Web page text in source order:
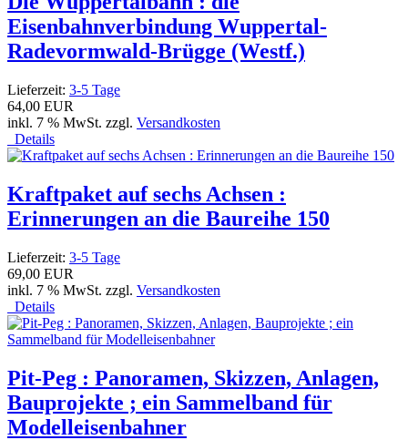
Eisenbahnverbindung Wuppertal-
Radevormwald-Brügge (Westf.)
Lieferzeit: 3-5 Tage
64,00 EUR
inkl. 7 % MwSt. zzgl. Versandkosten
Details
Kraftpaket auf sechs Achsen :
Erinnerungen an die Baureihe 150
Lieferzeit: 3-5 Tage
69,00 EUR
inkl. 7 % MwSt. zzgl. Versandkosten
Details
Pit-Peg : Panoramen, Skizzen, Anlagen,
Bauprojekte ; ein Sammelband für
Modelleisenbahner